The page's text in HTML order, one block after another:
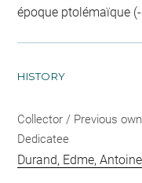
époque ptolémaïque
HISTORY
Collector / Previous
Dedicatee
Durand, Edme, Antoine